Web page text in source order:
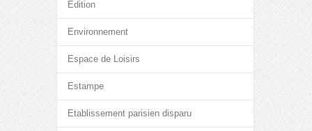
Edition
Environnement
Espace de Loisirs
Estampe
Etablissement parisien disparu